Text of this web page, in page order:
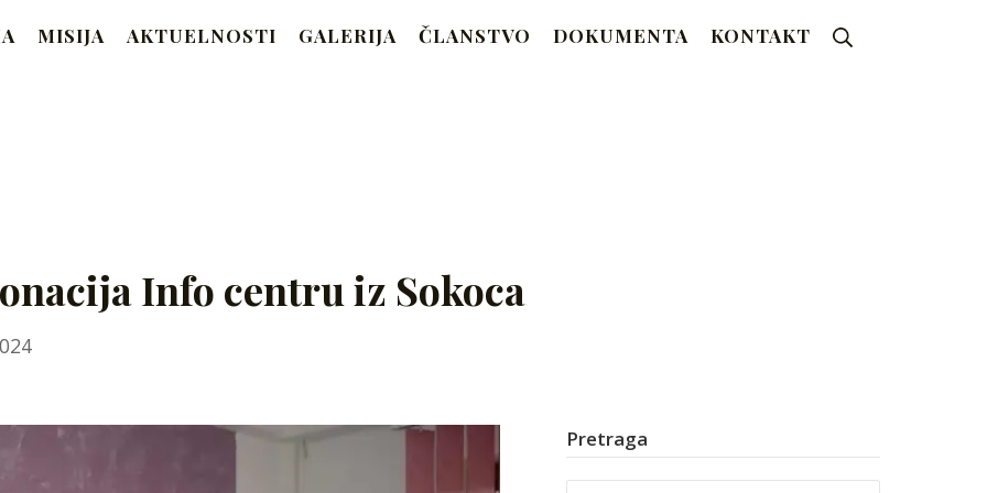
MISIJA AKTUELNOSTI GALERIJA ČLANSTVO DOKUMENTA KONTAKT
Info centru iz Sokoca
August
Pretraga